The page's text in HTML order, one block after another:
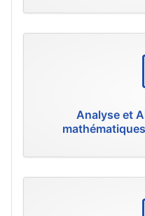
Analyse et